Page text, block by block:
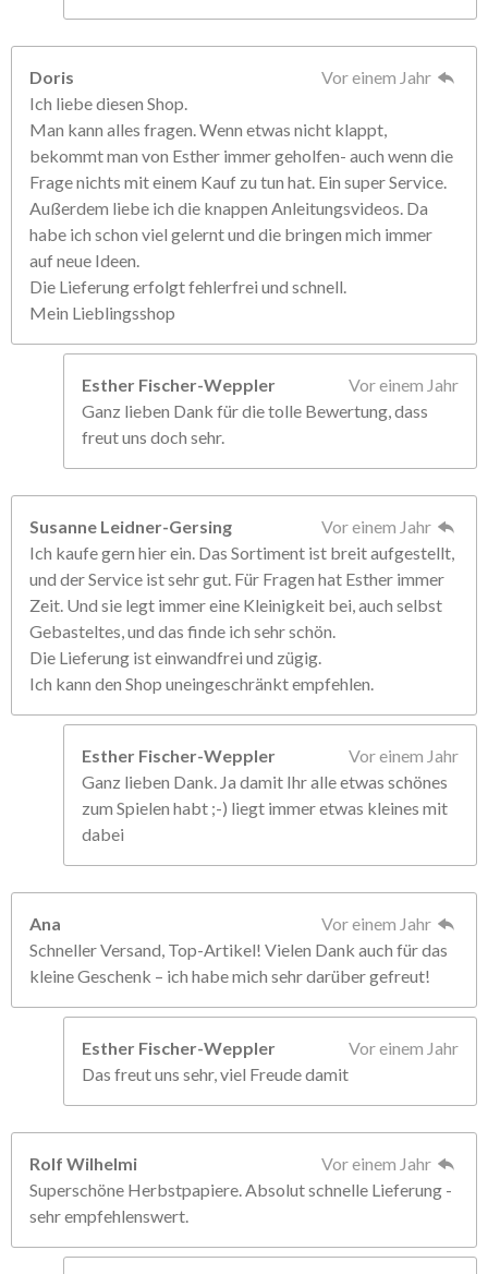
Doris
Vor einem Jahr
Ich liebe diesen Shop.
Man kann alles fragen. Wenn etwas nicht klappt,
bekommt man von Esther immer geholfen- auch wenn die
Frage nichts mit einem Kauf zu tun hat. Ein super Service.
Außerdem liebe ich die knappen Anleitungsvideos. Da
habe ich schon viel gelernt und die bringen mich immer
auf neue Ideen.
Die Lieferung erfolgt fehlerfrei und schnell.
Mein Lieblingsshop
Esther Fischer-Weppler
Vor einem Jahr
Ganz lieben Dank für die tolle Bewertung, dass
freut uns doch sehr.
Susanne Leidner-Gersing
Vor einem Jahr
Ich kaufe gern hier ein. Das Sortiment ist breit aufgestellt,
und der Service ist sehr gut. Für Fragen hat Esther immer
Zeit. Und sie legt immer eine Kleinigkeit bei, auch selbst
Gebasteltes, und das finde ich sehr schön.
Die Lieferung ist einwandfrei und zügig.
Ich kann den Shop uneingeschränkt empfehlen.
Esther Fischer-Weppler
Vor einem Jahr
Ganz lieben Dank. Ja damit Ihr alle etwas schönes
zum Spielen habt ;-) liegt immer etwas kleines mit
dabei
Ana
Vor einem Jahr
Schneller Versand, Top-Artikel! Vielen Dank auch für das
kleine Geschenk – ich habe mich sehr darüber gefreut!
Esther Fischer-Weppler
Vor einem Jahr
Das freut uns sehr, viel Freude damit
Rolf Wilhelmi
Vor einem Jahr
Superschöne Herbstpapiere. Absolut schnelle Lieferung -
sehr empfehlenswert.